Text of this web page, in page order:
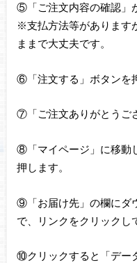
⑤「ご注文内容の確認」
※支払方法等があります
ままで大丈夫です。
⑥「注文する」ボタンを
⑦「ご注文ありがとうご
⑧「マイページ」に移動
押します。
⑨「お届け先」の欄にダ
で、リンクをクリックし
⑩クリックすると「デー